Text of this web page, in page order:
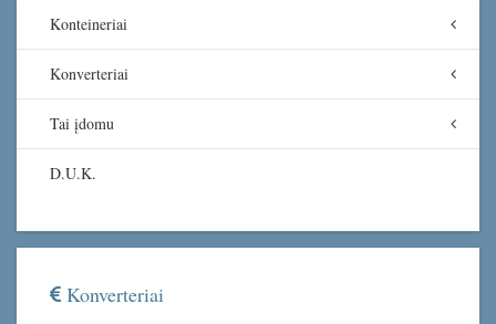
Konteineriai
Konverteriai
Tai įdomu
D.U.K.
Konverteriai